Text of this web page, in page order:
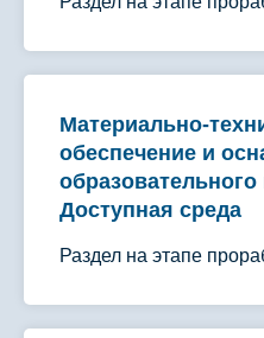
Материально-
обеспечение и
образовательного
Доступная среда
Раздел на этапе